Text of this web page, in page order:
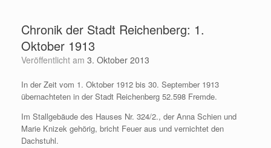
springenChronik der Stadt Reichenberg: 1.
Oktober 1913
Veröffentlicht am 3. Oktober 2013
In der Zeit vom 1. Oktober 1912 bis 30. September 1913
übernachteten in der Stadt Reichenberg 52.598 Fremde.
Im Stallgebäude des Hauses Nr. 324/2., der Anna Schien und
Marie Knizek gehörig, bricht Feuer aus und vernichtet den
Dachstuhl.